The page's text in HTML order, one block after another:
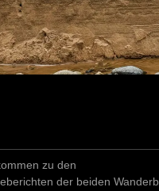
zu den
der beiden